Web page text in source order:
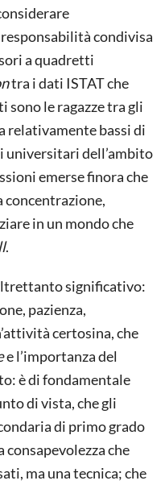
condivisa
a quadretti
tra i dati ISTAT che
le ragazze tra gli
relativamente bassi di
universitari dell’ambito
emerse finora che
concentrazione,
in un mondo che
.
significativo:
pazienza,
certosina, che
e l’importanza del
è di fondamentale
di vista, che gli
di primo grado
che
ma una tecnica; che